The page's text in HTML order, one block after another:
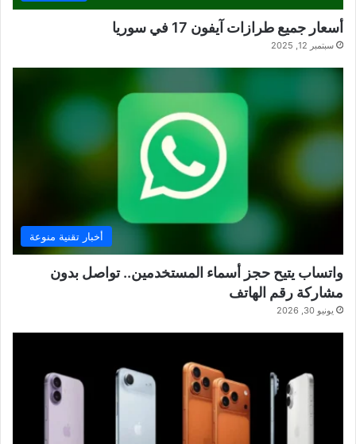
أسعار جميع طرازات آيفون 17 في سوريا
سبتمبر 12, 2025
أخبار تقنية منوعة
واتساب يتيح حجز أسماء المستخدمين.. تواصل بدون
مشاركة رقم الهاتف
يونيو 30, 2026